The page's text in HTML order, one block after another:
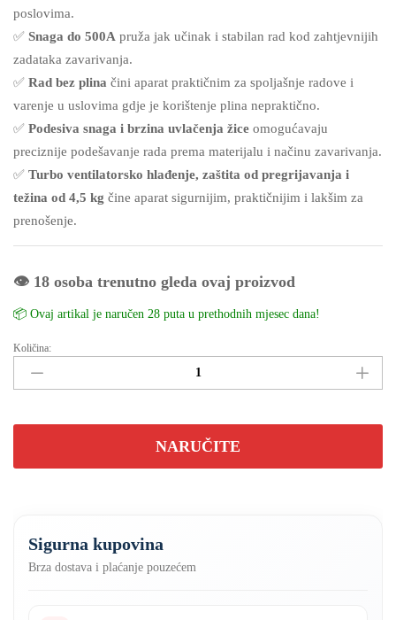
poslovima.
✅ Snaga do 500A pruža jak učinak i stabilan rad kod zahtjevnijih
zadataka zavarivanja.
✅ Rad bez plina čini aparat praktičnim za spoljašnje radove i
varenje u uslovima gdje je korištenje plina nepraktično.
✅ Podesiva snaga i brzina uvlačenja žice omogućavaju
preciznije podešavanje rada prema materijalu i načinu zavarivanja.
✅ Turbo ventilatorsko hlađenje, zaštita od pregrijavanja i
težina od 4,5 kg čine aparat sigurnijim, praktičnijim i lakšim za
prenošenje.
👁️ 18 osoba trenutno gleda ovaj proizvod
📦 Ovaj artikal je naručen 28 puta u prethodnih mjesec dana!
Aparat
varenje
MIG/MMA/TIG
3u1
Količina:
NARUČITE
Sigurna kupovina
Brza dostava i plaćanje pouzećem